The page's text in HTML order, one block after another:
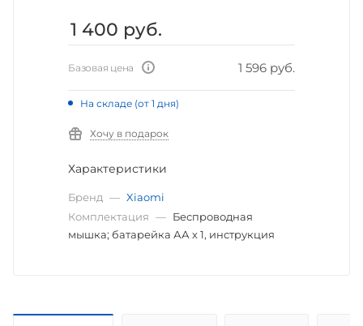
1 400 руб.
Базовая цена 1 596 руб.
На складе (от 1 дня)
Хочу в подарок
Характеристики
Бренд — Xiaomi
Комплектация — Беспроводная
мышка; батарейка АА х 1, инструкция